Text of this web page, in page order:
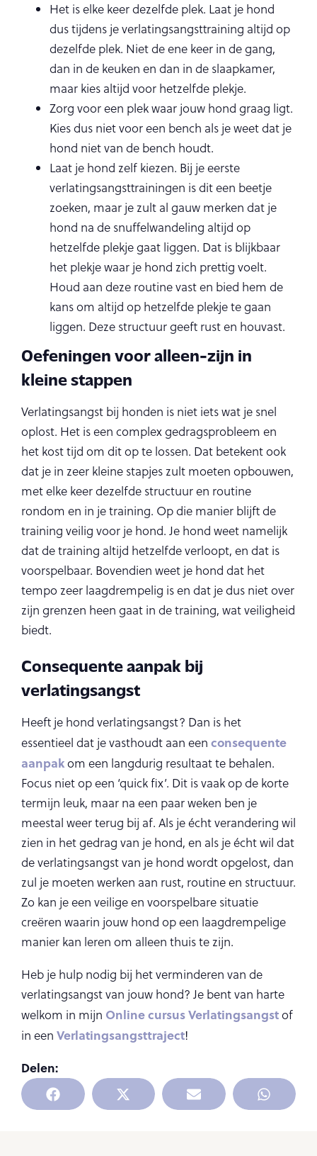
Delen:
Het is elke keer dezelfde plek. Laat je hond
dus tijdens je verlatingsangsttraining altijd op
dezelfde plek. Niet de ene keer in de gang,
dan in de keuken en dan in de slaapkamer,
maar kies altijd voor hetzelfde plekje.
Zorg voor een plek waar jouw hond graag ligt.
Kies dus niet voor een bench als je weet dat je
hond niet van de bench houdt.
Laat je hond zelf kiezen. Bij je eerste
verlatingsangsttrainingen is dit een beetje
zoeken, maar je zult al gauw merken dat je
hond na de snuffelwandeling altijd op
hetzelfde plekje gaat liggen. Dat is blijkbaar
het plekje waar je hond zich prettig voelt.
Houd aan deze routine vast en bied hem de
kans om altijd op hetzelfde plekje te gaan
liggen. Deze structuur geeft rust en houvast.
Oefeningen voor alleen-zijn in
kleine stappen
Verlatingsangst bij honden is niet iets wat je snel
oplost. Het is een complex gedragsprobleem en
het kost tijd om dit op te lossen. Dat betekent ook
dat je in zeer kleine stapjes zult moeten opbouwen,
met elke keer dezelfde structuur en routine
rondom en in je training. Op die manier blijft de
training veilig voor je hond. Je hond weet namelijk
dat de training altijd hetzelfde verloopt, en dat is
voorspelbaar. Bovendien weet je hond dat het
tempo zeer laagdrempelig is en dat je dus niet over
zijn grenzen heen gaat in de training, wat veiligheid
biedt.
Consequente aanpak bij
verlatingsangst
Heeft je hond verlatingsangst? Dan is het
essentieel dat je vasthoudt aan een consequente
aanpakom een langdurig resultaat te behalen.
Focus niet op een ‘quick fix’. Dit is vaak op de korte
termijn leuk, maar na een paar weken ben je
meestal weer terug bij af. Als je écht verandering wil
zien in het gedrag van je hond, en als je écht wil dat
de verlatingsangst van je hond wordt opgelost, dan
zul je moeten werken aan rust, routine en structuur.
Zo kan je een veilige en voorspelbare situatie
creëren waarin jouw hond op een laagdrempelige
manier kan leren om alleen thuis te zijn.
Heb je hulp nodig bij het verminderen van de
verlatingsangst van jouw hond? Je bent van harte
welkom in mijn Online cursus Verlatingsangstof
in een Verlatingsangsttraject!